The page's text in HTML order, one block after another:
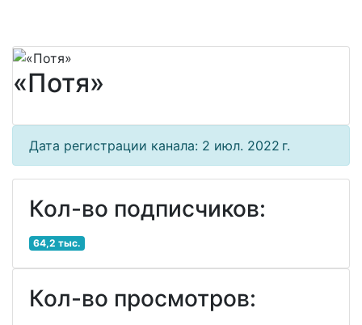
«Потя»
Дата регистрации канала: 2 июл. 2022 г.
Кол-во подписчиков:
64,2 тыс.
Кол-во просмотров: